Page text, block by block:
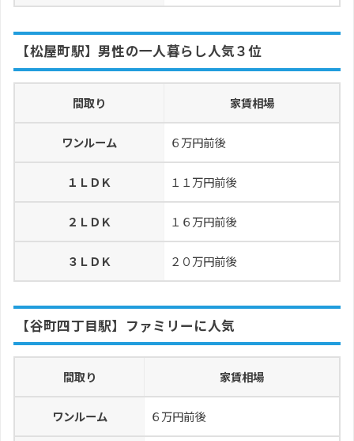
【松屋町駅】男性の一人暮らし人気３位
間取り 家賃相場
ワンルーム ６万円前後
１ＬＤＫ １１万円前後
２ＬＤＫ １６万円前後
３ＬＤＫ ２０万円前後
【谷町四丁目駅】ファミリーに人気
間取り 家賃相場
ワンルーム ６万円前後